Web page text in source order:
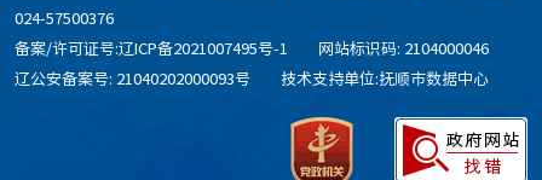
024-57500376
备案/许可证号:辽ICP备2021007495号-1
网站标识码: 2104000046
辽公安备案号: 21040202000093号
技术支持单位:抚顺市数据中心